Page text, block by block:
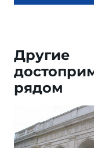
Другие
рядом